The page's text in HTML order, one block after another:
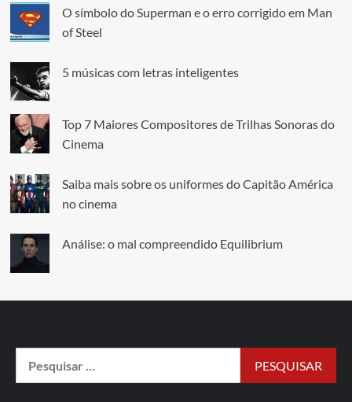
O símbolo do Superman e o erro corrigido em Man
of Steel
5 músicas com letras inteligentes
Top 7 Maiores Compositores de Trilhas Sonoras do
Cinema
Saiba mais sobre os uniformes do Capitão América
no cinema
Análise: o mal compreendido Equilibrium